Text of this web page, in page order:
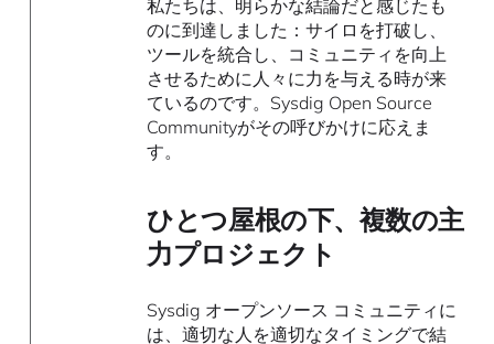
私たちは、明らかな結論だと感じたも
のに到達しました：サイロを打破し、
ツールを統合し、コミュニティを向上
させるために人々に力を与える時が来
ているのです。Sysdig Open Source
Communityがその呼びかけに応えま
す。
ひとつ屋根の下、複数の主
力プロジェクト
Sysdig オープンソース コミュニティに
は、適切な人を適切なタイミングで結